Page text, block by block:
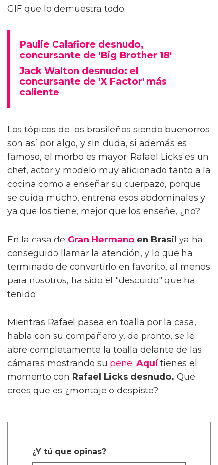
GIF que lo demuestra todo.
Paulie Calafiore desnudo,
concursante de 'Big Brother 18'
Jack Walton desnudo: el
concursante de 'X Factor' más
caliente
Los tópicos de los brasileños siendo buenorros
son así por algo, y sin duda, si además es
famoso, el morbo es mayor. Rafael Licks es un
chef, actor y modelo muy aficionado tanto a la
cocina como a enseñar su cuerpazo, porque
se cuida mucho, entrena esos abdominales y
ya que los tiene, mejor que los enseñe, ¿no?
En la casa de Gran Hermano en Brasil ya ha
conseguido llamar la atención, y lo que ha
terminado de convertirlo en favorito, al menos
para nosotros, ha sido el "descuido" que ha
tenido.
Mientras Rafael pasea en toalla por la casa,
habla con su compañero y, de pronto, se le
abre completamente la toalla delante de las
cámaras mostrando su pene. Aquítienes el
momento con Rafael Licks desnudo. Que
crees que es ¿montaje o despiste?
¿Y tú que opinas?